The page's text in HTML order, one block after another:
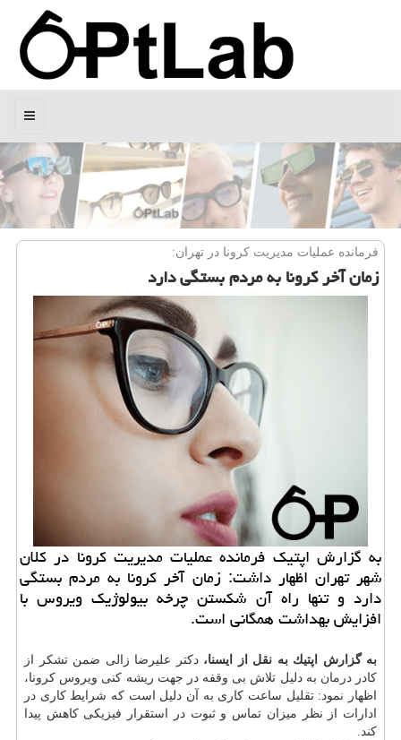
منو
فرمانده عملیات مدیریت كرونا در تهران:
زمان آخر كرونا به مردم بستگی دارد
به گزارش اپتیك فرمانده عملیات مدیریت كرونا در كلان
شهر تهران اظهار داشت: زمان آخر كرونا به مردم بستگی
دارد و تنها راه آن شكستن چرخه بیولوژیك ویروس با
افزایش بهداشت همگانی است.
به گزارش اپتیك به نقل از ایسنا،دكتر علیرضا زالی ضمن تشكر از
كادردرمان به دلیل تلاش بی وقفه در جهت ریشه كنی ویروس كرونا،
اظهار نمود: تقلیل ساعت كاری به آن دلیل است كه شرایط كاری در
ادارات از نظر میزان تماس و ثبوت در استقرار فیزیكی كاهش پیدا
كند.